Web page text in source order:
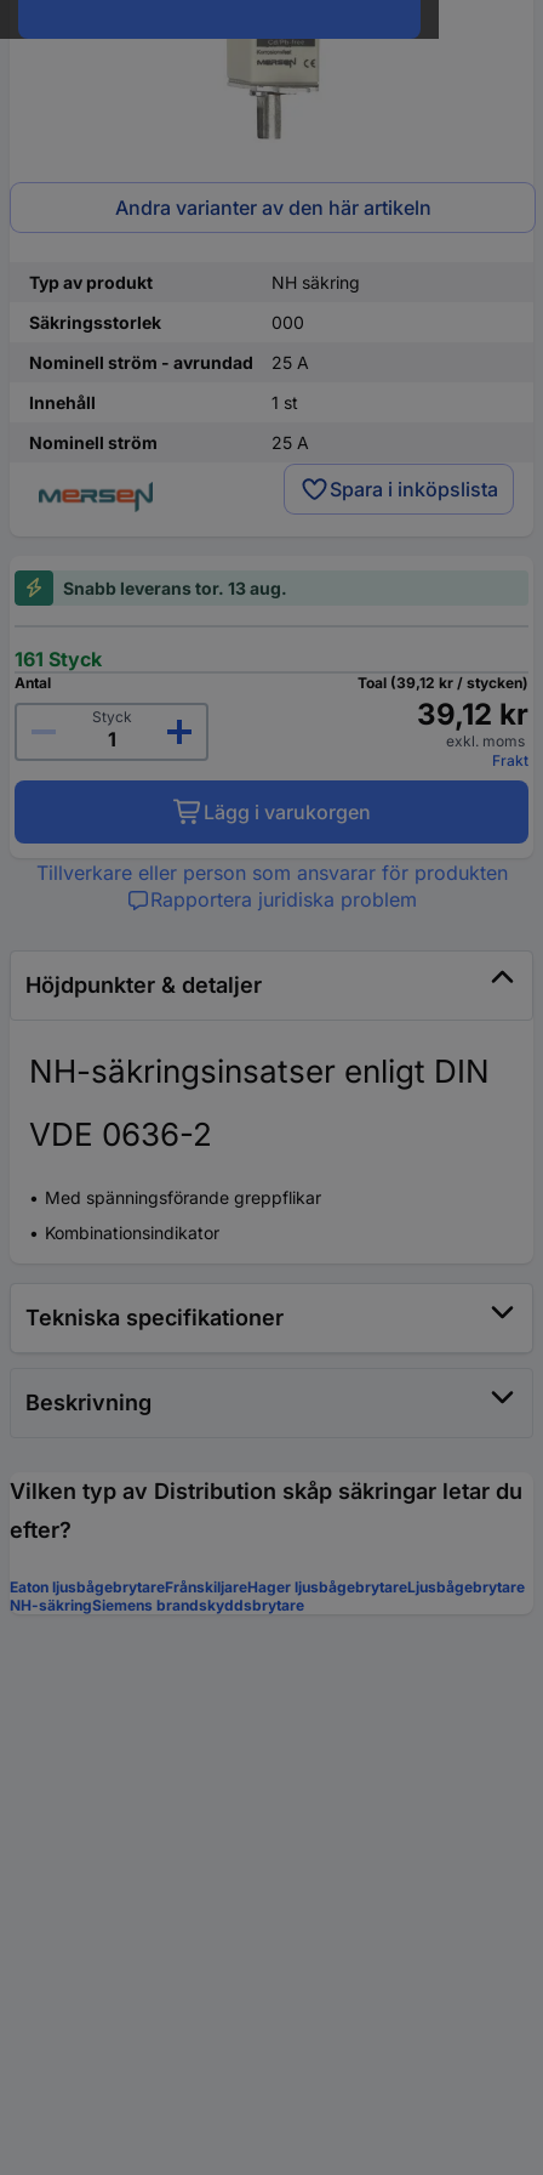
Andra varianter av den här artikeln
Typ av produkt
NH säkring
Säkringsstorlek
000
Nominell ström - avrundad
25 A
Innehåll
1 st
Nominell ström
25 A
Spara i inköpslista
Snabb leverans tor. 13 aug.
161 Styck
Antal
Styck
Toal (39,12 kr / stycken)
39,12 kr
exkl. moms
Frakt
Lägg i varukorgen
Tillverkare eller person som ansvarar för produkten
Rapportera juridiska problem
Höjdpunkter & detaljer
NH-säkringsinsatser enligt DIN
VDE 0636-2
Med spänningsförande greppflikar
Kombinationsindikator
Tekniska specifikationer
Beskrivning
Vilken typ av Distribution skåp säkringar letar du
efter?
Eaton ljusbågebrytareFrånskiljareHager ljusbågebrytareLjusbågebrytare
NH-säkringSiemens brandskyddsbrytare